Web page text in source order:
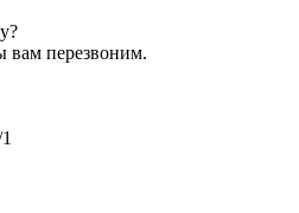
вам перезвоним.